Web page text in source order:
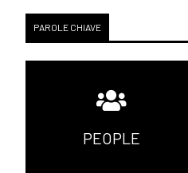
PAROLE CHIAVE
PEOPLE